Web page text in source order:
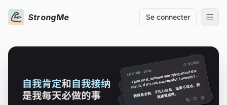
StrongMe Se connecter